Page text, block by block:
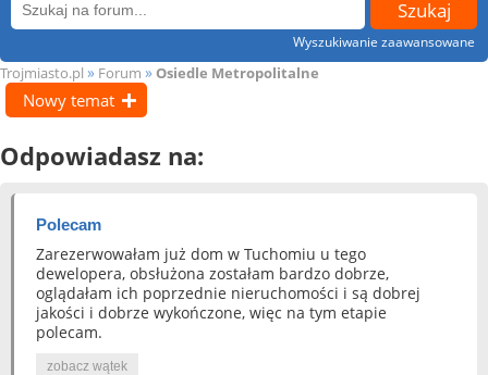
Wyszukiwanie zaawansowane
Trojmiasto.pl » Forum » Osiedle Metropolitalne
Nowy temat
Odpowiadasz na:
Polecam
Zarezerwowałam już dom w Tuchomiu u tego
dewelopera, obsłużona zostałam bardzo dobrze,
oglądałam ich poprzednie nieruchomości i są dobrej
jakości i dobrze wykończone, więc na tym etapie
polecam.
zobacz wątek